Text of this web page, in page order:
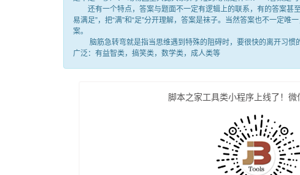
还有一个特点，答案与题面不一定有逻辑上的联系，有的答案甚
易满足”，把“满”和“足”分开理解，答案是袜子。当然答案也不一定
案。
脑筋急转弯就是指当思维遇到特殊的阻碍时，要很快的离开习惯
广泛：有益智类，搞笑类，数学类，成人类等
脚本之家工具类小程序上线了！微